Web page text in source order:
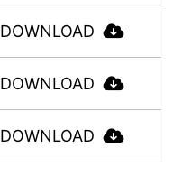
DOWNLOAD
DOWNLOAD
DOWNLOAD